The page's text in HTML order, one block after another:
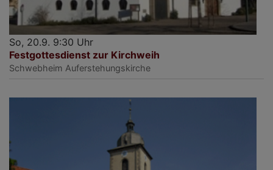
So, 20.9. 9:30 Uhr
Festgottesdienst zur Kirchweih
Schwebheim Auferstehungskirche